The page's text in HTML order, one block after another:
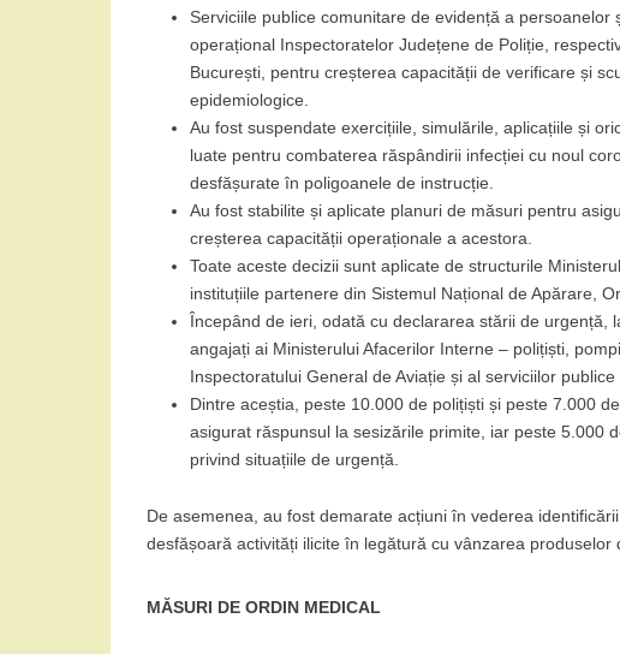
Serviciile publice comunitare de evidență a
operațional Inspectoratelor Județene de Poliție,
București, pentru creșterea capacității de verificare și
epidemiologice.
Au fost suspendate exercițiile, simulările, aplicațiile și
luate pentru combaterea răspândirii infecției cu noul
desfășurate în poligoanele de instrucție.
Au fost stabilite și aplicate planuri de măsuri pentru
creșterea capacității operaționale a acestora.
Toate aceste decizii sunt aplicate de structurile
instituțiile partenere din Sistemul Național de Apărare,
Începând de ieri, odată cu declararea stării de urgență,
angajați ai Ministerului Afacerilor Interne – polițiști,
Inspectoratului General de Aviație și al serviciilor publice
Dintre aceștia, peste 10.000 de polițiști și peste 7.000
asigurat răspunsul la sesizările primite, iar peste 5.000
privind situațiile de urgență.
De asemenea, au fost demarate acțiuni în vederea
desfășoară activități ilicite în legătură cu vânzarea produselor
MĂSURI DE ORDIN MEDICAL